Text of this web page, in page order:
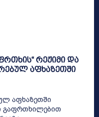
რეჟიმი და
აფხაზეთში
აფხაზეთში
გაფრთხილებით